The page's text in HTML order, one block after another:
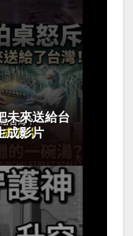
未來送給台
成影片